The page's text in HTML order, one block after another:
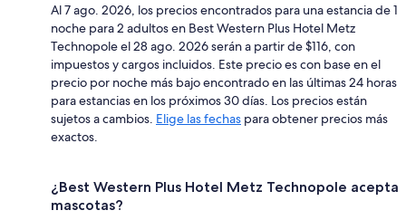
Al 7 ago. 2026, los precios encontrados para una estancia de 1
noche para 2 adultos en Best Western Plus Hotel Metz
Technopole el 28 ago. 2026 serán a partir de $116, con
impuestos y cargos incluidos. Este precio es con base en el
precio por noche más bajo encontrado en las últimas 24 horas
para estancias en los próximos 30 días. Los precios están
sujetos a cambios. Elige las fechas para obtener precios más
exactos.
¿Best Western Plus Hotel Metz Technopole acepta
mascotas?